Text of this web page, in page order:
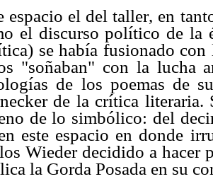
espacio el del taller, en
el discurso político de la
se había fusionado con
"soñaban" con la lucha
de los poemas de
de la crítica literaria.
de lo simbólico: del
este espacio en donde
Wieder decidido a hacer
la Gorda Posada en su